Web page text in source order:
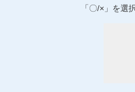
「〇/×」を選